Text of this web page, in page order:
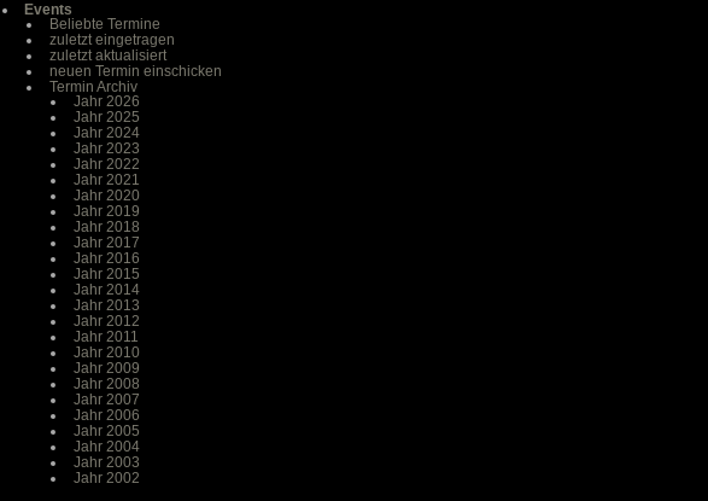
Events
Beliebte Termine
zuletzt eingetragen
zuletzt aktualisiert
neuen Termin einschicken
Termin Archiv
Jahr 2026
Jahr 2025
Jahr 2024
Jahr 2023
Jahr 2022
Jahr 2021
Jahr 2020
Jahr 2019
Jahr 2018
Jahr 2017
Jahr 2016
Jahr 2015
Jahr 2014
Jahr 2013
Jahr 2012
Jahr 2011
Jahr 2010
Jahr 2009
Jahr 2008
Jahr 2007
Jahr 2006
Jahr 2005
Jahr 2004
Jahr 2003
Jahr 2002